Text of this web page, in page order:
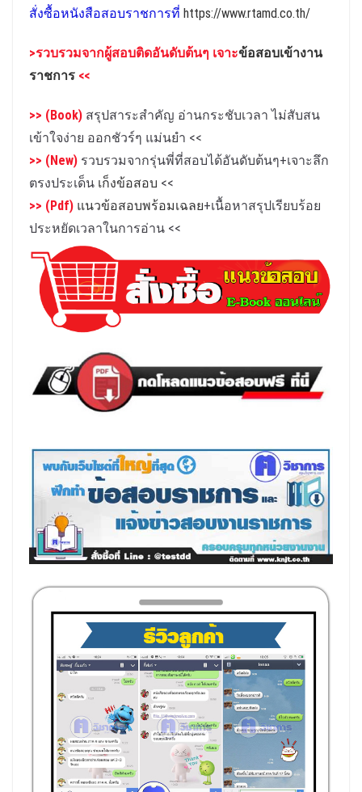
สั่งซื้อหนังสือสอบราชการที่ https://www.rtamd.co.th/
>รวบรวมจากผู้สอบติดอันดับต้นๆ เจาะข้อสอบเข้างาน
ราชการ <<
>> (Book) สรุปสาระสำคัญ อ่านกระชับเวลา ไม่สับสน
เข้าใจง่าย ออกชัวร์ๆ แม่นยำ <<
>> (New) รวบรวมจากรุ่นพี่ที่สอบได้อันดับต้นๆ+เจาะลึก
ตรงประเด็น เก็งข้อสอบ <<
>> (Pdf) แนวข้อสอบพร้อมเฉลย+เนื้อหาสรุปเรียบร้อย
ประหยัดเวลาในการอ่าน <<